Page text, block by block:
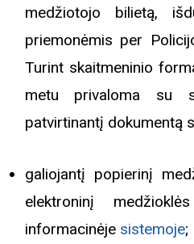
medžiotojo bilietą,
priemonėmis per
Turint skaitmeninio
metu privaloma su
patvirtinantį dokumentą
galiojantį popierinį
elektroninį
informacinėje sistemoje;